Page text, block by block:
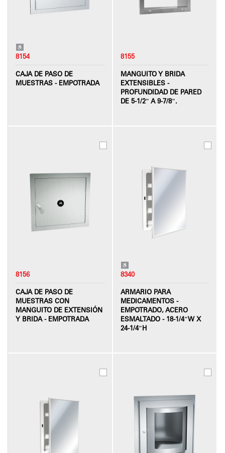
8154
CAJA DE PASO DE
MUESTRAS - EMPOTRADA
8155
MANGUITO Y BRIDA
EXTENSIBLES -
PROFUNDIDAD DE PARED
DE 5-1/2″ A 9-7/8″.
8156
CAJA DE PASO DE
MUESTRAS CON
MANGUITO DE EXTENSIÓN
Y BRIDA - EMPOTRADA
8340
ARMARIO PARA
MEDICAMENTOS -
EMPOTRADO, ACERO
ESMALTADO - 18-1/4″W X
24-1/4″H